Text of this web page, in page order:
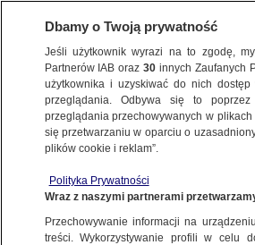
METEO
PROGNOZA
nad Polską
Zespół autorek
Dbamy o Twoją prywatność
Jeśli użytkownik wyrazi na to zgodę,
Partnerów IAB oraz30 innych Zaufanych
użytkownika i uzyskiwać do nich
przeglądania. Odbywa się to
przeglądania przechowywanych w
się przetwarzaniu w oparciu o
plików cookie i reklam”.
Polityka Prywatności
Wraz z naszymi partnerami
Przechowywanie informacji na
treści. Wykorzystywanie profili w celu